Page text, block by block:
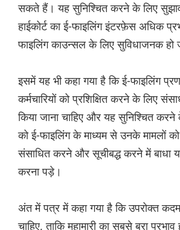
सकते हैं। यह सुनिश्चित करने के लिए
हाईकोर्ट का ई-फाइलिंग इंटरफ़ेस अधिक
फाइलिंग काउन्सल के लिए सुविधाजनक हो
इसमें यह भी कहा गया है कि ई-फाइलिंग
कर्मचारियों को प्रशिक्षित करने के लिए
किया जाना चाहिए और यह सुनिश्चित
को ई-फाइलिंग के माध्यम से उनके मामलों
संसाधित करने और सूचीबद्ध करने में बाधा
करना पड़े।
अंत में पत्र में कहा गया है कि उपरोक्त
चाहिए, ताकि महामारी का सबसे बुरा प्रभाव